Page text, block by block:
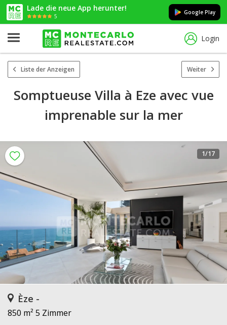
Lade die neue App herunter!
5
Google Play
Login
Liste der Anzeigen Weiter
Somptueuse Villa à Eze avec vue
imprenable sur la mer
1/17
Èze -
850 m² 5 Zimmer